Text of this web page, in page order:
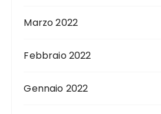
Marzo 2022
Febbraio 2022
Gennaio 2022